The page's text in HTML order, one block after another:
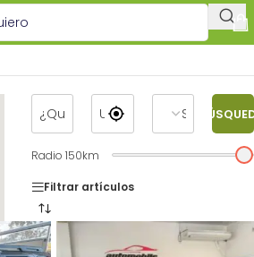
Radio150km
Filtrar artículos